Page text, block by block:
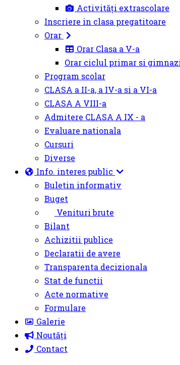
Activități extrascolare
Inscriere in clasa pregatitoare
Orar
Orar Clasa a V-a
Orar ciclul primar si
Program scolar
CLASA a II-a, a IV-a si a VI-a
CLASA A VIII-a
Admitere CLASA A IX - a
Evaluare nationala
Cursuri
Diverse
Info. interes public
Buletin informativ
Buget
Venituri brute
Bilant
Achizitii publice
Declaratii de avere
Transparenta decizionala
Stat de functii
Acte normative
Formulare
Galerie
Noutăți
Contact